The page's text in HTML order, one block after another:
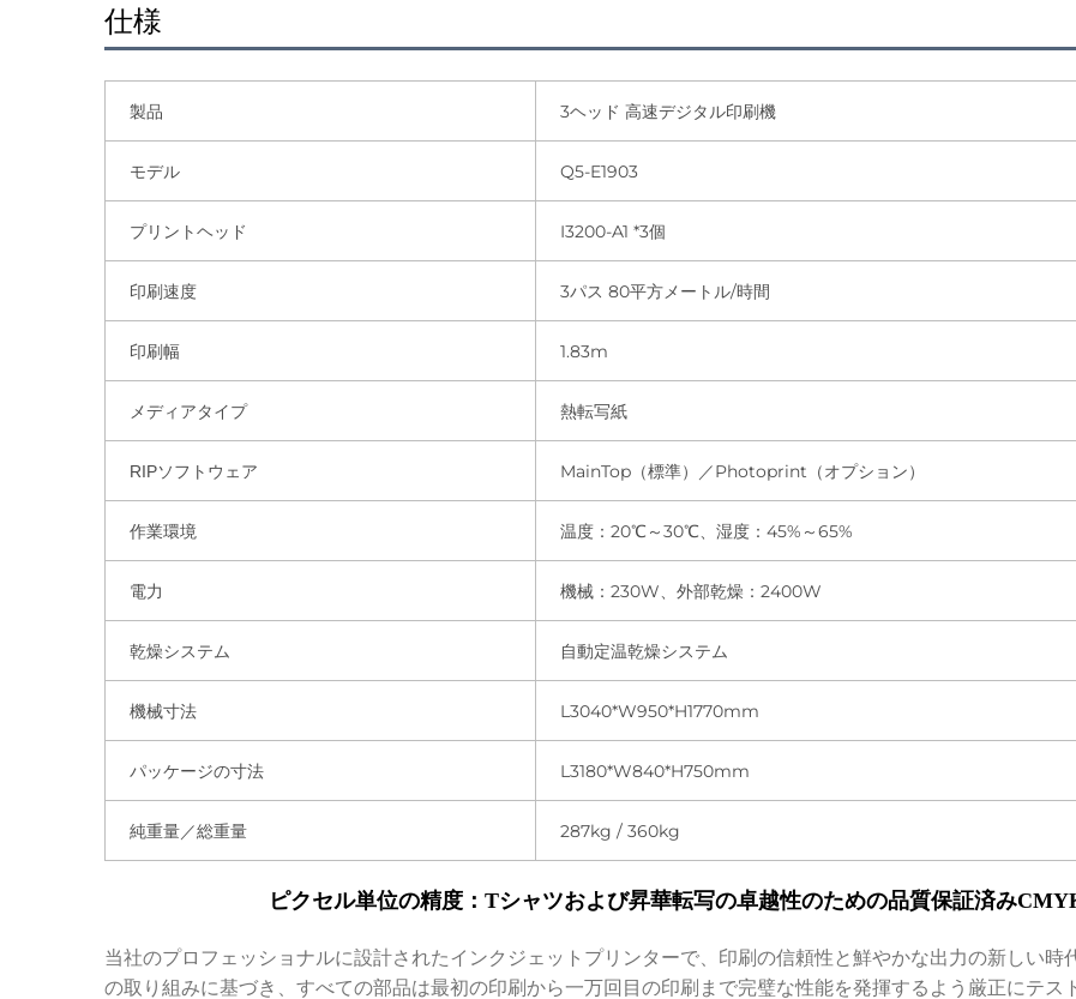
仕様
製品 3ヘッド 高速デジタル印刷機
モデル Q5-E1903
プリントヘッド I3200-A1 *3個
印刷速度 3パス 80平方メートル/時間
印刷幅 1.83m
メディアタイプ 熱転写紙
RIPソフトウェア MainTop（標準）／Photoprint（オプション）
作業環境 温度：20℃～30℃、湿度：45%～65%
電力 機械：230W、外部乾燥：2400W
乾燥システム 自動定温乾燥システム
機械寸法 L3040*W950*H1770mm
パッケージの寸法 L3180*W840*H750mm
純重量／総重量 287kg / 360kg
ピクセル単位の精度：Tシャツおよび昇華転写の卓越性のための品質保証済み
当社のプロフェッショナルに設計されたインクジェットプリンターで、印刷の信頼性と鮮やかな出力の新しい
の取り組みに基づき、すべての部品は最初の印刷から一万回目の印刷まで完璧な性能を発揮するよう厳正にテ